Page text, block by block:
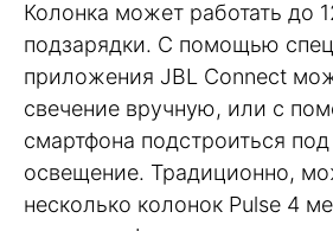
Колонка может работать до
подзарядки. С помощью
приложения JBL Connect
свечение вручную, или с
смартфона подстроиться
освещение. Традиционно,
несколько колонок Pulse 4